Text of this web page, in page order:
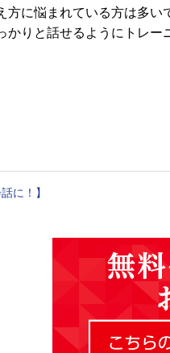
方に悩まれている方は多い
かりと話せるようにトレ
に！】